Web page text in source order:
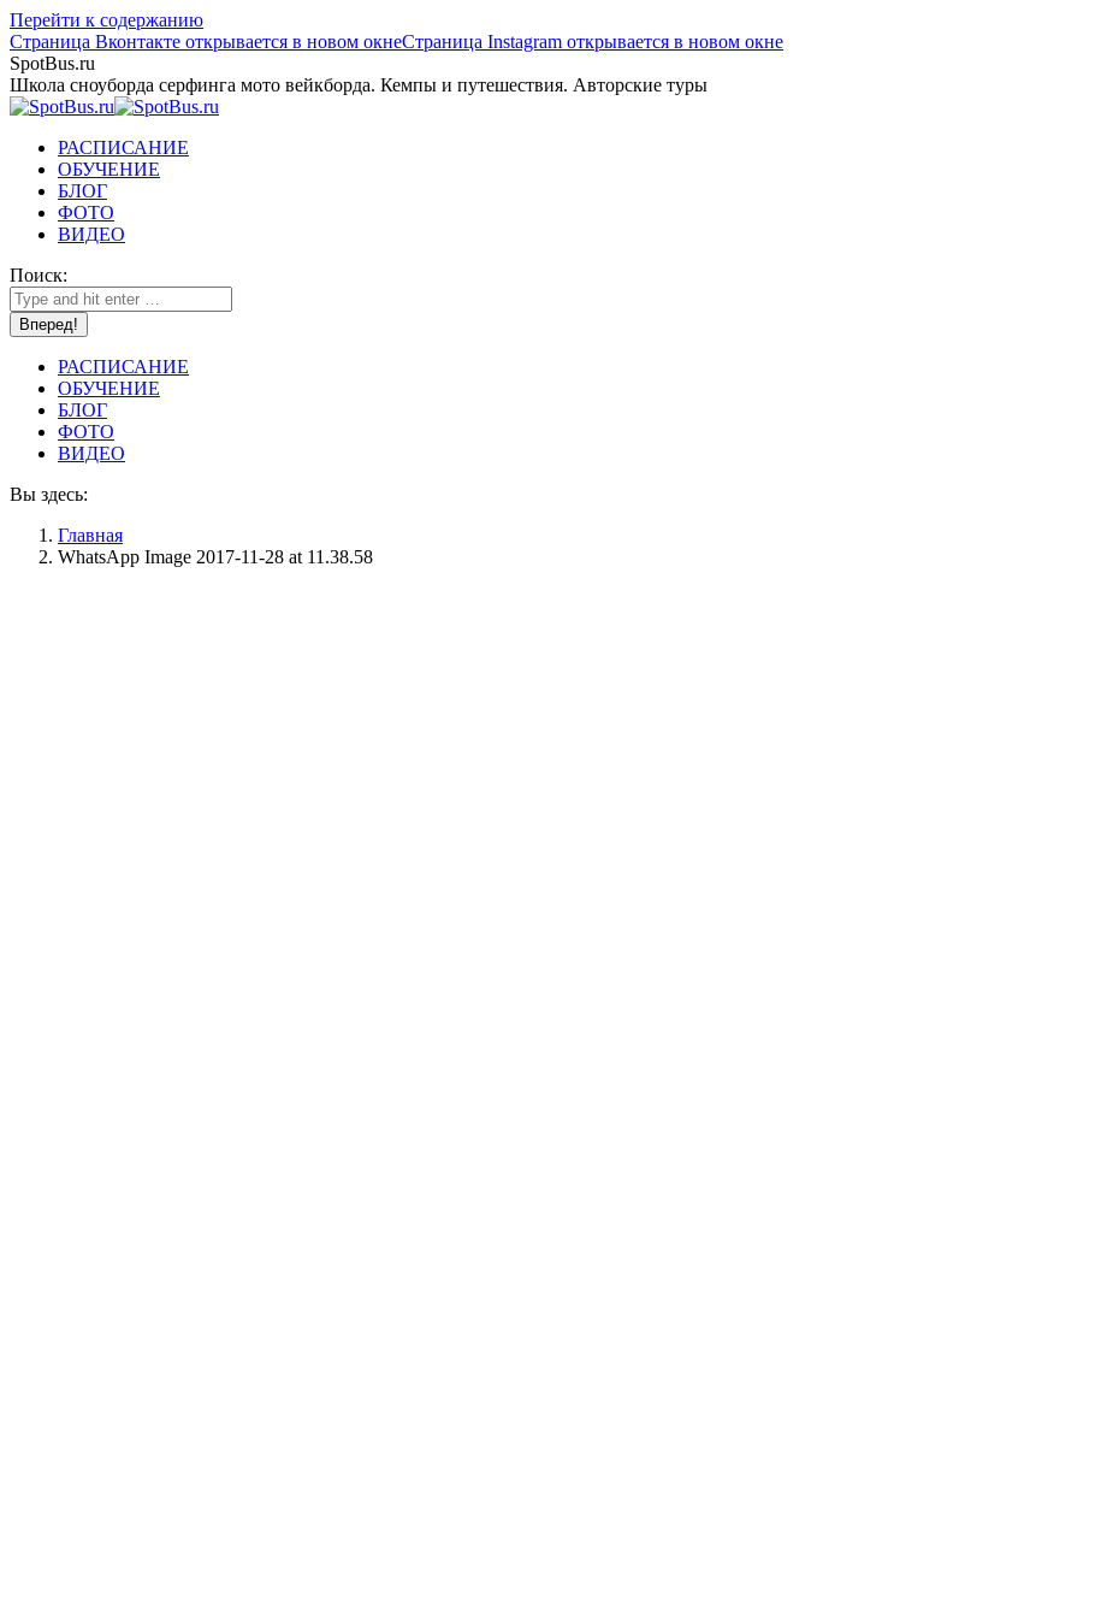
Перейти к содержанию
Страница Вконтакте открывается в новом окнеСтраница Instagram открывается в новом окне
SpotBus.ru
Школа сноуборда серфинга мото вейкборда. Кемпы и путешествия. Авторские туры
РАСПИСАНИЕ
ОБУЧЕНИЕ
БЛОГ
ФОТО
ВИДЕО
Поиск:
РАСПИСАНИЕ
ОБУЧЕНИЕ
БЛОГ
ФОТО
ВИДЕО
Вы здесь:
Главная
WhatsApp Image 2017-11-28 at 11.38.58